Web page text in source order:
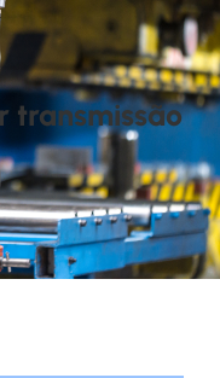
transmissão